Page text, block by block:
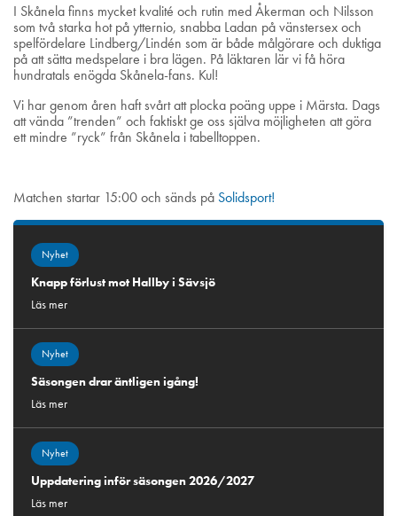
I Skånela finns mycket kvalité och rutin med Åkerman och Nilsson
som två starka hot på ytternio, snabba Ladan på vänstersex och
spelfördelare Lindberg/Lindén som är både målgörare och duktiga
på att sätta medspelare i bra lägen. På läktaren lär vi få höra
hundratals enögda Skånela-fans. Kul!
Vi har genom åren haft svårt att plocka poäng uppe i Märsta. Dags
att vända ”trenden” och faktiskt ge oss själva möjligheten att göra
ett mindre ”ryck” från Skånela i tabelltoppen.
Matchen startar 15:00 och sänds på Solidsport!
Nyhet
Knapp förlust mot Hallby i Sävsjö
Läs mer
Nyhet
Säsongen drar äntligen igång!
Läs mer
Nyhet
Uppdatering inför säsongen 2026/2027
Läs mer